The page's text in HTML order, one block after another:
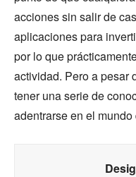
acciones sin salir de
aplicaciones para
por lo que
actividad. Pero a pesar
tener una serie de
adentrarse en el